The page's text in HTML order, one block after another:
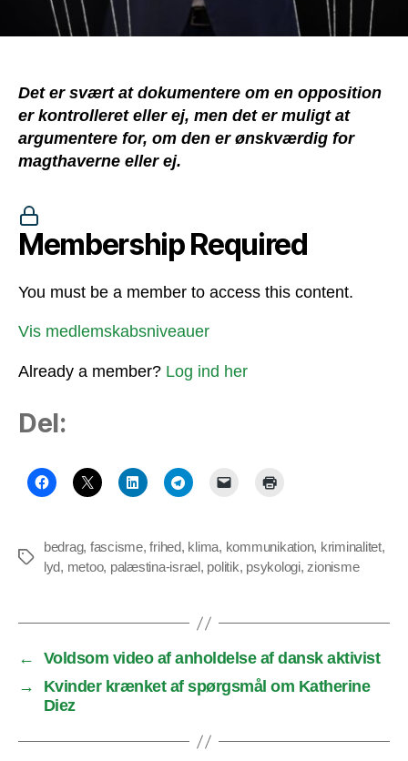
Det er svært at dokumentere om en opposition
er kontrolleret eller ej, men det er muligt at
argumentere for, om den er ønskværdig for
magthaverne eller ej.
Membership Required
You must be a member to access this content.
Vis medlemskabsniveauer
Already a member? Log ind her
Del:
Tags
bedrag, fascisme,frihed, klima, kommunikation, kriminalitet,
lyd, metoo, palæstina-israel, politik, psykologi, zionisme
←
Voldsom video af anholdelse af dansk aktivist
→
Kvinder krænket af spørgsmål om Katherine
Diez